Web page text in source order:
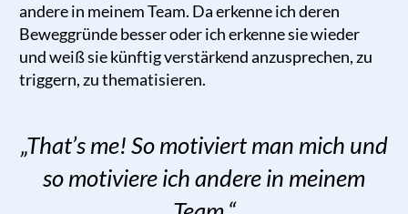
andere in meinem Team. Da erkenne ich deren
Beweggründe besser oder ich erkenne sie wieder
und weiß sie künftig verstärkend anzusprechen, zu
triggern, zu thematisieren.
„That’s me! So motiviert man mich und
so motiviere ich andere in meinem